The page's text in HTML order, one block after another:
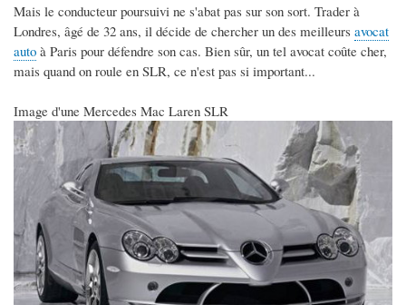
Mais le conducteur poursuivi ne s'abat pas sur son sort. Trader à
Londres, âgé de 32 ans, il décide de chercher un des meilleurs avocat
auto à Paris pour défendre son cas. Bien sûr, un tel avocat coûte cher,
mais quand on roule en SLR, ce n'est pas si important...
Image d'une Mercedes Mac Laren SLR